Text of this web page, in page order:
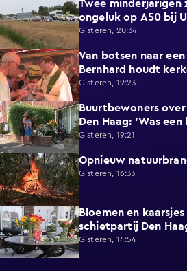
Twee minderjarigen
ongeluk op A50 bij
Gisteren, 20:34
1:39
Van botsen naar
Bernhard houdt
Hoorn
Gisteren, 19:23
1:15
Buurtbewoners
Den Haag: 'Was
Gisteren, 19:21
0:44 Opnieuw
Gisteren, 16:33
1:01
Bloemen en
schietpartij Den
Gisteren, 14:54